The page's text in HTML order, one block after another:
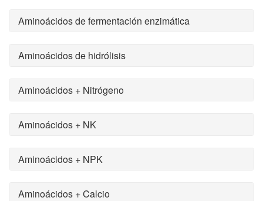
Aminoácidos de fermentación enzimática
Aminoácidos de hidrólisis
Aminoácidos + Nitrógeno
Aminoácidos + NK
Aminoácidos + NPK
Aminoácidos + Calcio